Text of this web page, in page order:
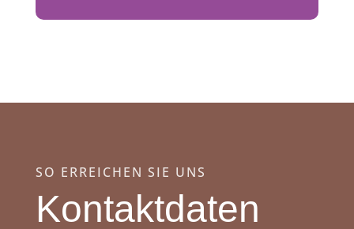
SO ERREICHEN SIE UNS
Kontaktdaten